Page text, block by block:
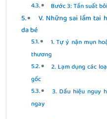
Bước 3: Tần suất
V. Những sai lầm tai
da bé
1. Tự ý nặn mụn
thương
2. Lạm dụng các
gốc
3. Dấu hiệu nguy
ngay